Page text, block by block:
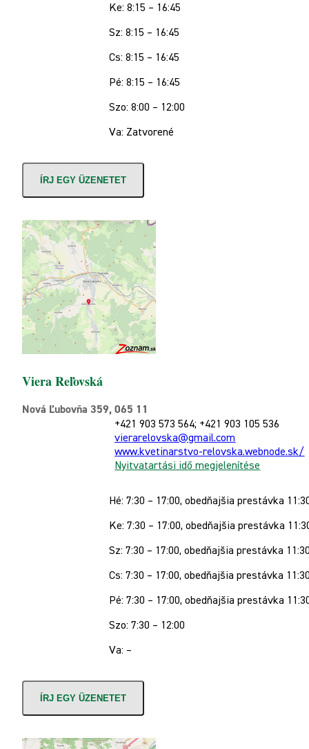
Ke: 8:15 – 16:45
Sz: 8:15 – 16:45
Cs: 8:15 – 16:45
Pé: 8:15 – 16:45
Szo: 8:00 – 12:00
Va: Zatvorené
ÍRJ EGY ÜZENETET
Viera Reľovská
Nová Ľubovňa 359, 065 11
+421 903 573 564; +421 903 105 536
vierarelovska@gmail.com
www.kvetinarstvo-relovska.webnode.sk/
Nyitvatartási idő megjelenítése
Hé: 7:30 – 17:00, obedňajšia prestávka
Ke: 7:30 – 17:00, obedňajšia prestávka
Sz: 7:30 – 17:00, obedňajšia prestávka
Cs: 7:30 – 17:00, obedňajšia prestávka
Pé: 7:30 – 17:00, obedňajšia prestávka
Szo: 7:30 – 12:00
Va: –
ÍRJ EGY ÜZENETET